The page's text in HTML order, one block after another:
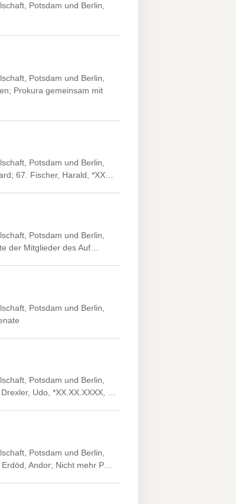
Potsdam und Berlin,
Potsdam und Berlin,
Prokura gemeinsam mit
Potsdam und Berlin,
67. Fischer, Harald, *XX…
Potsdam und Berlin,
der Mitglieder des Auf…
Potsdam und Berlin,
Potsdam und Berlin,
Udo, *XX.XX.XXXX, …
Potsdam und Berlin,
Andor; Nicht mehr P…